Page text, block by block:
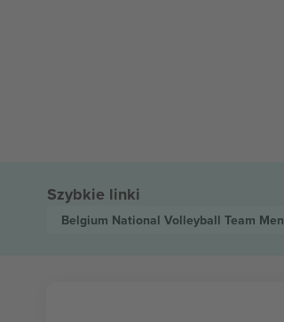
Szybkie linki
Belgium National Volleyball Team Men